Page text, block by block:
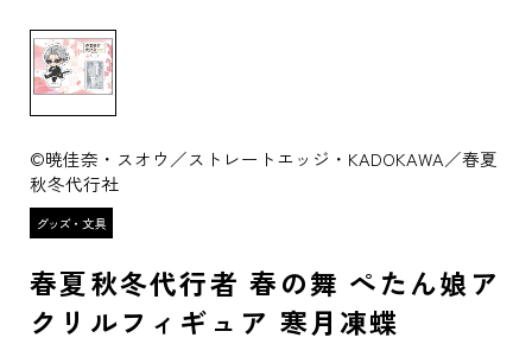
©暁佳奈・スオウ／ストレートエッジ・KADOKAWA／春夏
秋冬代行社
春夏秋冬代行者 春の舞 ぺたん娘ア
クリルフィギュア 寒月凍蝶